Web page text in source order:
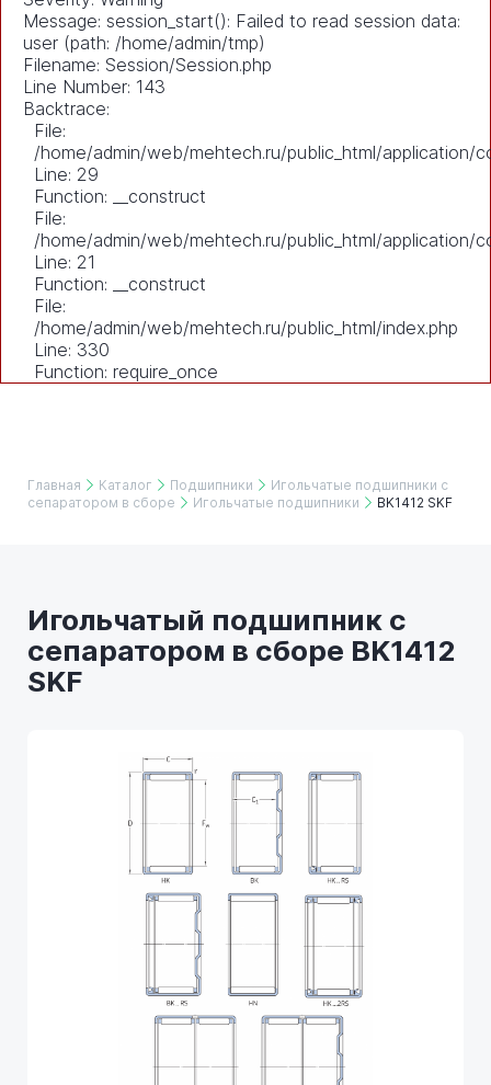
Message: session_start(): Failed to read session data:
user (path: /home/admin/tmp)
Filename: Session/Session.php
Line Number: 143
Backtrace:
File:
/home/admin/web/mehtech.ru/public_html/application/
Line: 29
Function: __construct
File:
/home/admin/web/mehtech.ru/public_html/application/
Line: 21
Function: __construct
File:
/home/admin/web/mehtech.ru/public_html/index.php
Line: 330
Function: require_once
Главная Каталог Подшипники
Игольчатые подшипники с
сепаратором в сборе
Игольчатые подшипники BK1412 SKF
Игольчатый подшипник с
сепаратором в сборе BK1412
SKF